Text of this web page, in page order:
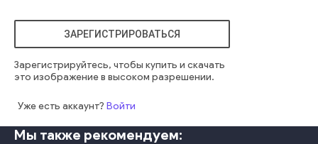
экспозиция пригородный городской транспорт
бизнес интерьер комерческий вступление
городской архитектура торговый помещение
ЗАРЕГИСТРИРОВАТЬСЯ
Зарегистрируйтесь, чтобы купить и скачать
это изображение в высоком разрешении.
Уже есть аккаунт? Войти
Мы также рекомендуем: